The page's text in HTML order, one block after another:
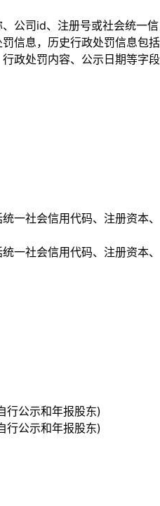
公司id、注册号或社会统一信
信息，历史行政处罚信息包括
政处罚内容、公示日期等字段
一社会信用代码、注册资本、
一社会信用代码、注册资本、
行公示和年报股东)
行公示和年报股东)